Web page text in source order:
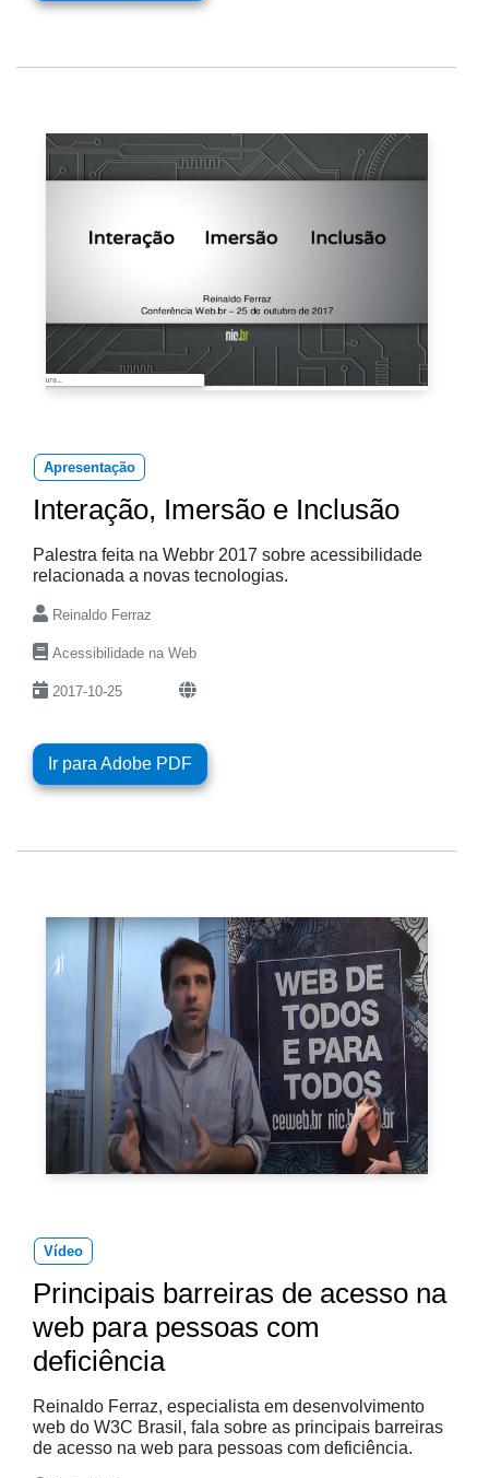
Apresentação
Interação, Imersão e Inclusão
Palestra feita na Webbr 2017 sobre acessibilidade
relacionada a novas tecnologias.
Reinaldo Ferraz
Acessibilidade na Web
2017-10-25
Ir para Adobe PDF
Vídeo
Principais barreiras de acesso na
web para pessoas com
deficiência
Reinaldo Ferraz, especialista em desenvolvimento
web do W3C Brasil, fala sobre as principais barreiras
de acesso na web para pessoas com deficiência.